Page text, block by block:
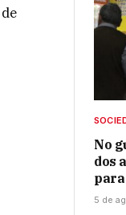
No
dos
5 de